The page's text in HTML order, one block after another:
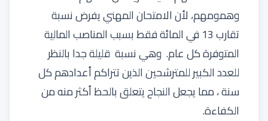
وهمومهم، لأن الامتحان المهني يفرض نسبة
تقارب 13 في المائة فقط بسبب المناصب المالية
المتوفرة كل عام. وهي نسبة قليلة جدا بالنظر
للعدد الكبير للمترشحين الذين تتراكم أعدادهم كل
سنة ، مما يجعل النجاح يتعلق بالحظ أكثر منه من
الكفاءة.